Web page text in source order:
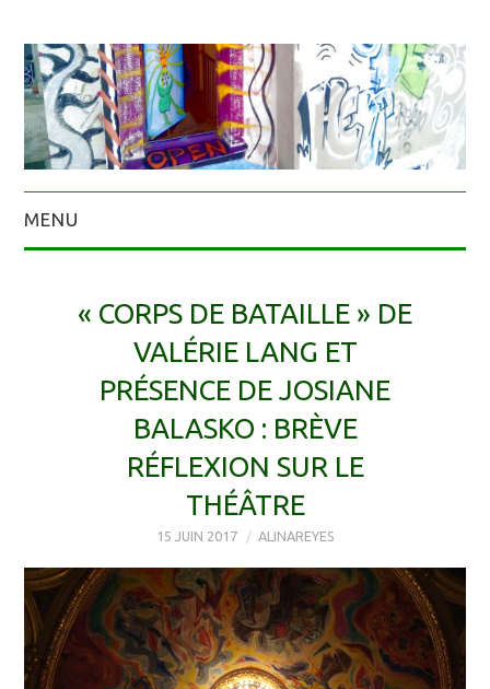
MENU
« CORPS DE BATAILLE » DE
VALÉRIE LANG ET
PRÉSENCE DE JOSIANE
BALASKO : BRÈVE
RÉFLEXION SUR LE
THÉÂTRE
15 JUIN 2017 ALINAREYES